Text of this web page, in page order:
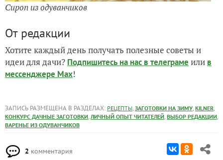
Сироп из одуванчиков
От редакции
Хотите каждый день получать полезные советы и
идеи для дачи? Подпишитесь на нас в телеграме или в
мессенджере Max!
ЗАПИСЬ РАЗМЕЩЕНА В РАЗДЕЛАХ: РЕЦЕПТЫ, ЗАГОТОВКИ НА ЗИМУ, KILNER,
КОНКУРС ДАЧНЫЕ ЗАГОТОВКИ, ЛИЧНЫЙ ОПЫТ ЧИТАТЕЛЕЙ, ВЫБОР РЕДАКЦИИ,
ВАРЕНЬЕ ИЗ ОДУВАНЧИКОВ
2 комментария